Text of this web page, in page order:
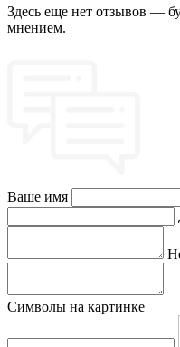
Здесь еще нет отзывов —
мнением.
Ваше имя
Символы на картинке